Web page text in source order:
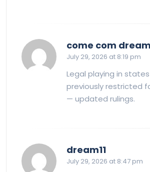
come com
July 29, 2026 at 8:19 pm
Legal playing in
previously restricted
— updated rulings.
dream11says:
July 29, 2026 at 8:47 pm